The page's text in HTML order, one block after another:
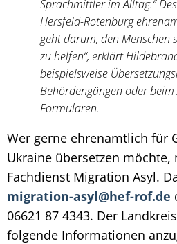
Sprachmittler im Alltag.“
Hersfeld-Rotenburg
geht darum, den
zu helfen“, erklärt
beispielsweise
Behördengängen oder
Formularen.
Wer gerne ehrenamtlich für
Ukraine übersetzen
Fachdienst Migration Asyl.
migration-asyl@hef-rof.de
06621 87 4343. Der
folgende Informationen